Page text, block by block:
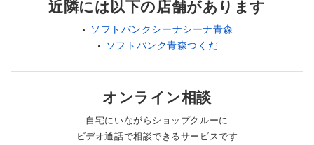
近隣には以下の店舗があります
ソフトバンクシーナシーナ青森
ソフトバンク青森つくだ
オンライン相談
自宅にいながらショップクルーに
ビデオ通話で相談できるサービスです